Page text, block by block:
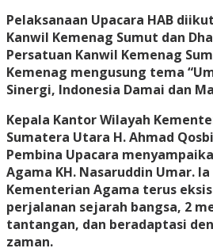
Pelaksanaan Upacara HAB
Kanwil Kemenag Sumut dan
Persatuan Kanwil Kemenag
Kemenag mengusung tema
Sinergi, Indonesia Damai dan
Kepala Kantor Wilayah
Sumatera Utara H. Ahmad
Pembina Upacara
Agama KH. Nasaruddin Umar.
Kementerian Agama terus
perjalanan sejarah bangsa, 2
tantangan, dan beradaptasi
zaman.